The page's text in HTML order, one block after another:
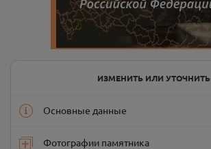
ИЗМЕНИТЬ ИЛИ УТОЧНИТЬ
Основные данные
Фотографии памятника